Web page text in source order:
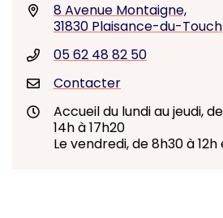
8 Avenue Montaigne,
31830 Plaisance-du-Touch
05 62 48 82 50
Contacter
Accueil du lundi au jeudi,
14h à 17h20
Le vendredi, de 8h30 à 12h